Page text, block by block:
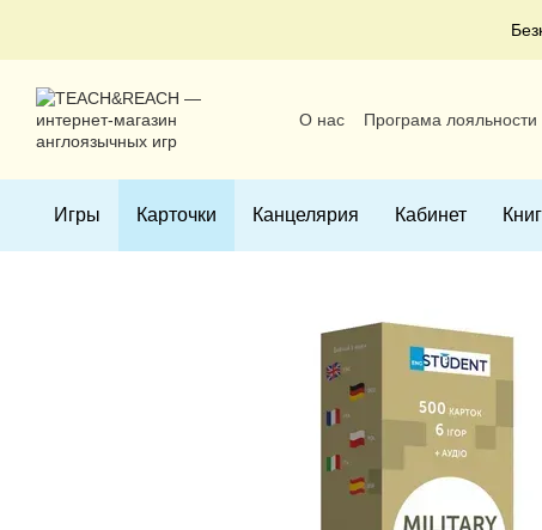
О нас Програма лояльности
Игры Карточки Канцелярия Кабинет